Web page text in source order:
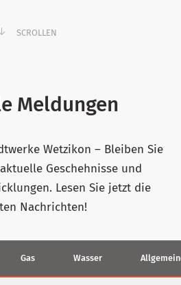
SCROLLEN
Meldungen
Wetzikon – Bleiben Sie
Geschehnisse und
Lesen Sie jetzt die
Nachrichten!
Gas Wasser